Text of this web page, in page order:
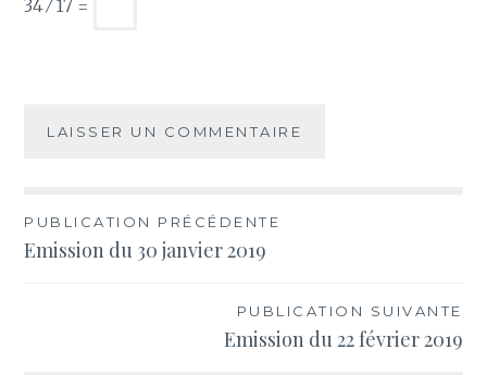
34 ⁄ 17 =
Navigation
de
PUBLICATION PRÉCÉDENTE
Emission du 30 janvier 2019
PUBLICATION SUIVANTE
Emission du 22 février 2019